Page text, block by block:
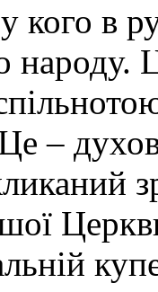
кого в
народу.
–